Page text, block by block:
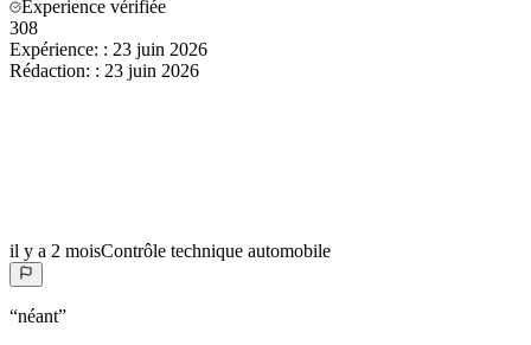
Experience vérifiée
308
Expérience: : 23 juin 2026
Rédaction: : 23 juin 2026
il y a 2 moisContrôle technique automobile
“néant”